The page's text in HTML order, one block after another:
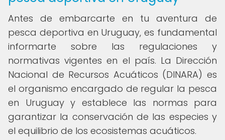
Antes de embarcarte en tu aventura de
pesca deportiva en Uruguay, es fundamental
informarte sobre las regulaciones y
normativas vigentes en el país. La Dirección
Nacional de Recursos Acuáticos (DINARA) es
el organismo encargado de regular la pesca
en Uruguay y establece las normas para
garantizar la conservación de las especies y
el equilibrio de los ecosistemas acuáticos.